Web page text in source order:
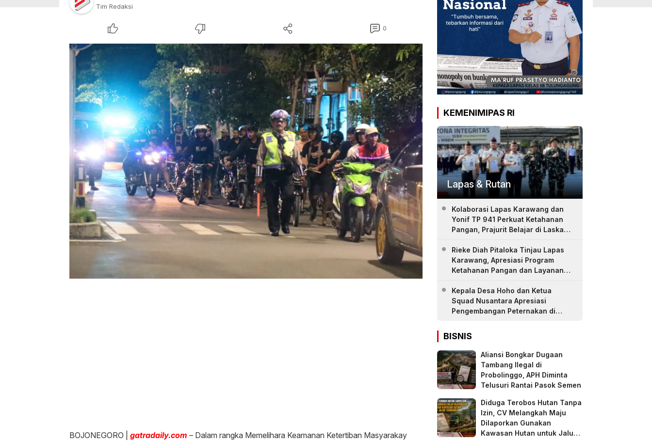
Tim Redaksi
0
BOJONEGORO | gatradaily.com – Dalam rangka Memelihara Keamanan Ketertiban Masyarakay
KEMENIMIPAS RI
Lapas & Rutan
Kolaborasi Lapas Karawang dan
Yonif TP 941 Perkuat Ketahanan
Pangan, Prajurit Belajar di Laskar
Rieke Diah Pitaloka Tinjau Lapas
Karawang, Apresiasi Program
Ketahanan Pangan dan Layanan
Kepala Desa Hoho dan Ketua
Squad Nusantara Apresiasi
Pengembangan Peternakan di
BISNIS
Aliansi Bongkar Dugaan
Tambang Ilegal di
Probolinggo, APH Diminta
Telusuri Rantai Pasok Semen
Diduga Terobos Hutan Tanpa
Izin, CV Melangkah Maju
Dilaporkan Gunakan
Kawasan Hutan untuk Jalur